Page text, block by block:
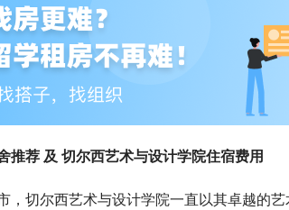
推荐 及 切尔西艺术与设计学院住宿费用
，切尔西艺术与设计学院一直以其卓越的